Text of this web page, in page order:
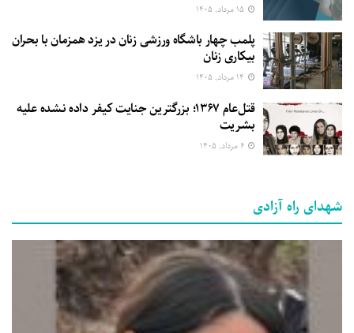
پلمب چهار باشگاه ورزشی زنان در یزد همزمان با بحران
بیکاری زنان
قتل‌عام ۱۳۶۷؛ بزرگترین جنایت کیفر داده نشده علیه
بشریت
شهدای راه آزادی